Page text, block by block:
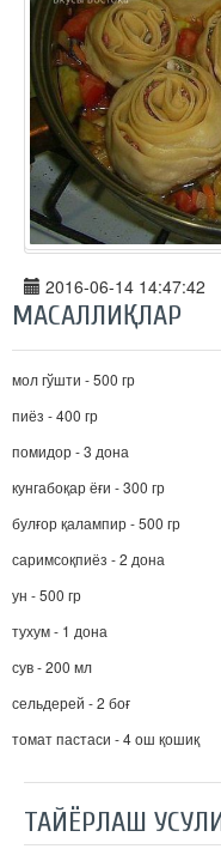
2016-06-14 14:47:42
МАСАЛЛИҚЛАР
мол гўшти - 500 гр
пиёз - 400 гр
помидор - 3 дона
кунгабоқар ёғи - 300 гр
булғор қалампир - 500 гр
саримсоқпиёз - 2 дона
ун - 500 гр
тухум - 1 дона
сув - 200 мл
сельдерей - 2 боғ
томат пастаси - 4 ош қошиқ
ТАЙЁРЛАШ